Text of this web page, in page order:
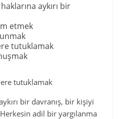
aykırı bir
etmek
tutuklamak
tutuklamak
bir davranış, bir kişiyi
adil bir yargılanma